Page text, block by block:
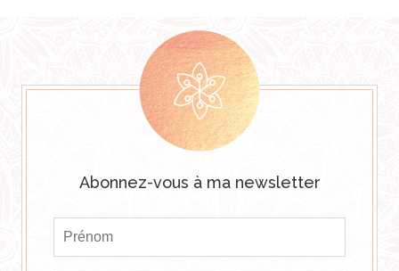
Abonnez-vous à ma newsletter